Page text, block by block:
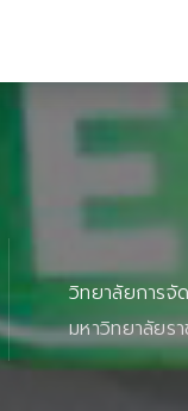
วิทยาลัยการจั
มหาวิทยาลัยร